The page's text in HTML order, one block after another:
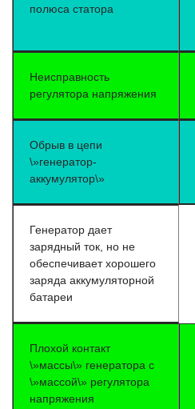
полюса статора
Неисправность
регулятора напряжения
Обрыв в цепи
\»генератор-
аккумулятор\»
Генератор дает
зарядный ток, но не
обеспечивает хорошего
заряда аккумуляторной
батареи
Плохой контакт
\»массы\» генератора с
\»массой\» регулятора
напряжения